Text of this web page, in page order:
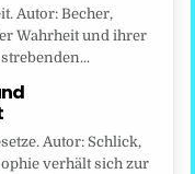
Autor: Becher,
Wahrheit und ihrer
Autor: Schlick,
verhält sich zur